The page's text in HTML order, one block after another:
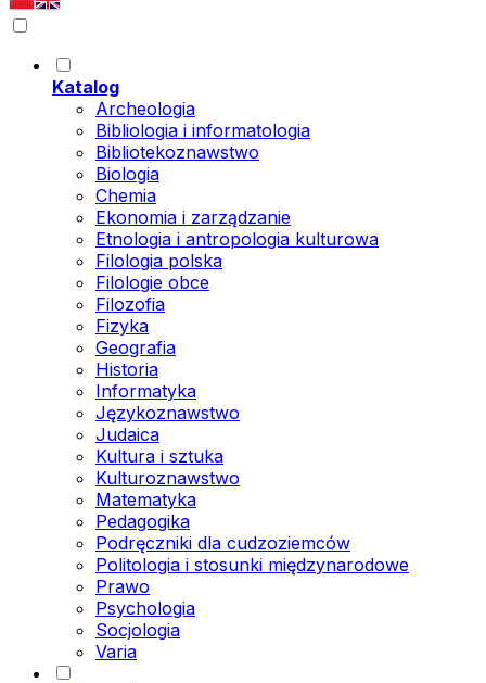
Katalog
Archeologia
Bibliologia i informatologia
Bibliotekoznawstwo
Biologia
Chemia
Ekonomia i zarządzanie
Etnologia i antropologia kulturowa
Filologia polska
Filologie obce
Filozofia
Fizyka
Geografia
Historia
Informatyka
Językoznawstwo
Judaica
Kultura i sztuka
Kulturoznawstwo
Matematyka
Pedagogika
Podręczniki dla cudzoziemców
Politologia i stosunki międzynarodowe
Prawo
Psychologia
Socjologia
Varia